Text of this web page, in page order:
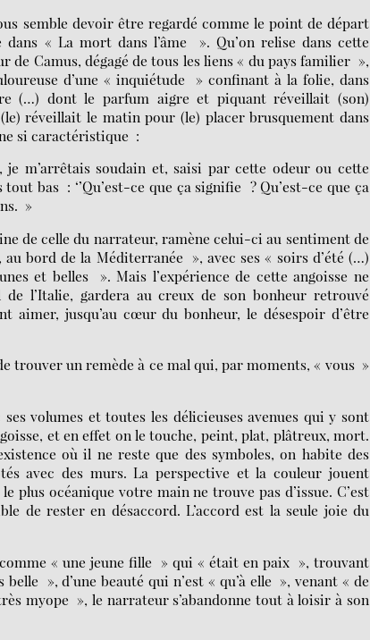
semble devoir être regardé comme le point de départ
dans « La mort dans l’âme ». Qu’on relise dans cette
de Camus, dégagé de tous les liens « du pays familier »,
d’une « inquiétude » confinant à la folie, dans
(…) dont le parfum aigre et piquant réveillait (son)
réveillait le matin pour (le) placer brusquement dans
si caractéristique :
m’arrêtais soudain et, saisi par cette odeur ou cette
bas : ‘’Qu’est-ce que ça signifie ? Qu’est-ce que ça
»
de celle du narrateur, ramène celui-ci au sentiment de
bord de la Méditerranée », avec ses « soirs d’été (…)
et belles ». Mais l’expérience de cette angoisse ne
l’Italie, gardera au creux de son bonheur retrouvé
aimer, jusqu’au cœur du bonheur, le désespoir d’être
trouver un remède à ce mal qui, par moments, « vous »
volumes et toutes les délicieuses avenues qui y sont
et en effet on le touche, peint, plat, plâtreux, mort.
où il ne reste que des symboles, on habite des
avec des murs. La perspective et la couleur jouent
plus océanique votre main ne trouve pas d’issue. C’est
de rester en désaccord. L’accord est la seule joie du
« une jeune fille » qui « était en paix », trouvant
», d’une beauté qui n’est « qu’à elle », venant « de
myope », le narrateur s’abandonne tout à loisir à son